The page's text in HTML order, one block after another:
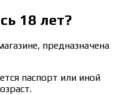
18 лет?
предназначена
паспорт или иной